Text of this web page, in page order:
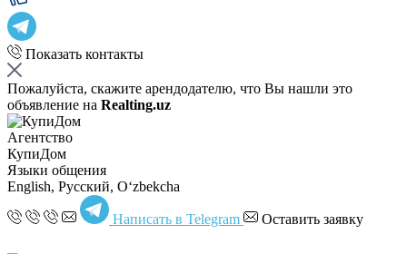
Показать контакты
Пожалуйста, скажите арендодателю, что Вы нашли это
объявление на Realting.uz
Агентство
КупиДом
Языки общения
English, Русский, Oʻzbekcha
Написать в Telegram Оставить заявку